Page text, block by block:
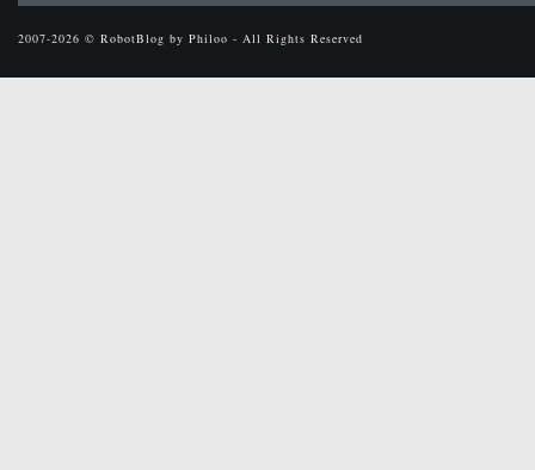
2007-2026 © RobotBlog by Philoo - All Rights Reserved